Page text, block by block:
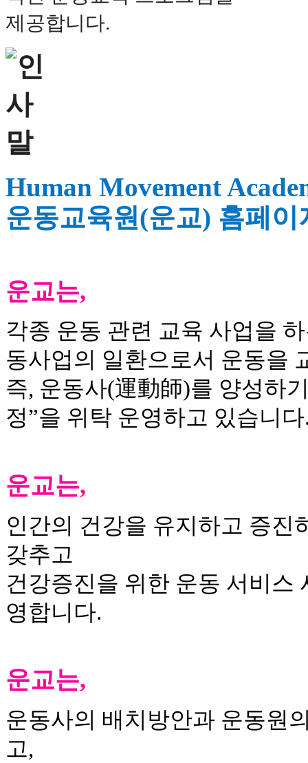
Human Movement
운동교육원(운교) 홈페
운교는,
각종 운동 관련 교육 사업을
동사업의 일환으로서 운동을
즉, 운동사(運動師)를 양성하
정”을 위탁 운영하고 있습니
운교는,
인간의 건강을 유지하고 증진
갖추고
건강증진을 위한 운동 서비스
영합니다.
운교는,
운동사의 배치방안과 운동원
고,